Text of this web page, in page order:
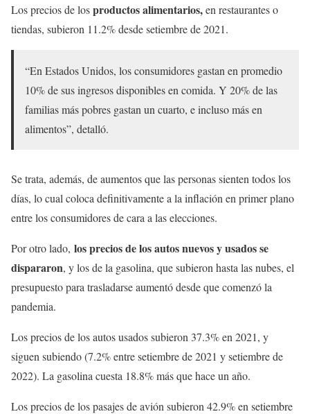
Los precios de losproductos alimentarios,en restaurantes o
tiendas, subieron 11.2% desde setiembre de 2021.
“En Estados Unidos, los consumidores gastan en promedio
10% de sus ingresos disponibles en comida. Y 20% de las
familias más pobres gastan un cuarto, e incluso más en
alimentos”, detalló.
Se trata, además, de aumentos que las personas sienten todos los
días, lo cual coloca definitivamente a la inflación en primer plano
entre los consumidores de cara a las elecciones.
Por otro lado, los precios de los autos nuevos y usados se
dispararon, y los de la gasolina, que subieron hasta las nubes, el
presupuesto para trasladarse aumentó desde que comenzó la
pandemia.
Los precios de los autos usados subieron 37.3% en 2021, y
siguen subiendo (7.2% entre setiembre de 2021 y setiembre de
2022). La gasolina cuesta 18.8% más que hace un año.
Los precios de los pasajes de avión subieron 42.9% en setiembre